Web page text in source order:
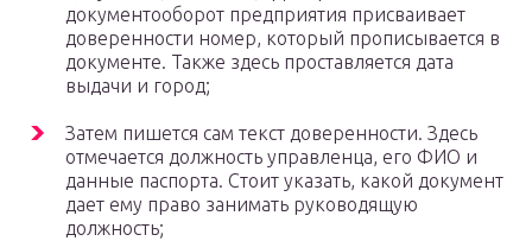
документооборот предприятия присваивает
доверенности номер, который прописывается в
документе. Также здесь проставляется дата
выдачи и город;
Затем пишется сам текст доверенности. Здесь
отмечается должность управленца, его ФИО и
данные паспорта. Стоит указать, какой документ
дает ему право занимать руководящую
должность;